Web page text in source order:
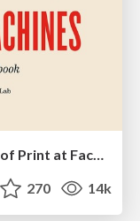
Imperfection Machines: The Place of Print at Facebook
270 14k